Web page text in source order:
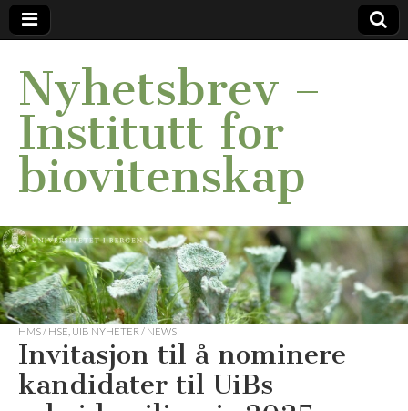
Nyhetsbrev –
Institutt for
biovitenskap
HMS / HSE UIB NYHETER / NEWS
Invitasjon til å nominere
kandidater til UiBs